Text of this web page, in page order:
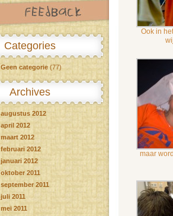
Categories
Geen categorie (77)
Archives
augustus 2012
april 2012
maart 2012
februari 2012
januari 2012
oktober 2011
september 2011
juli 2011
mei 2011
Ook in
maar